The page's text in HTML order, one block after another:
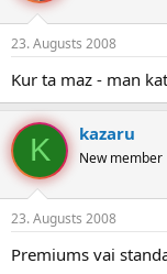
23. Augusts 2008
Kur ta maz - man
K kazaru
New member
23. Augusts 2008
Premiums vai